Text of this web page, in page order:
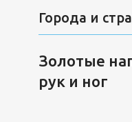
Города и
Золотые
рук и ног